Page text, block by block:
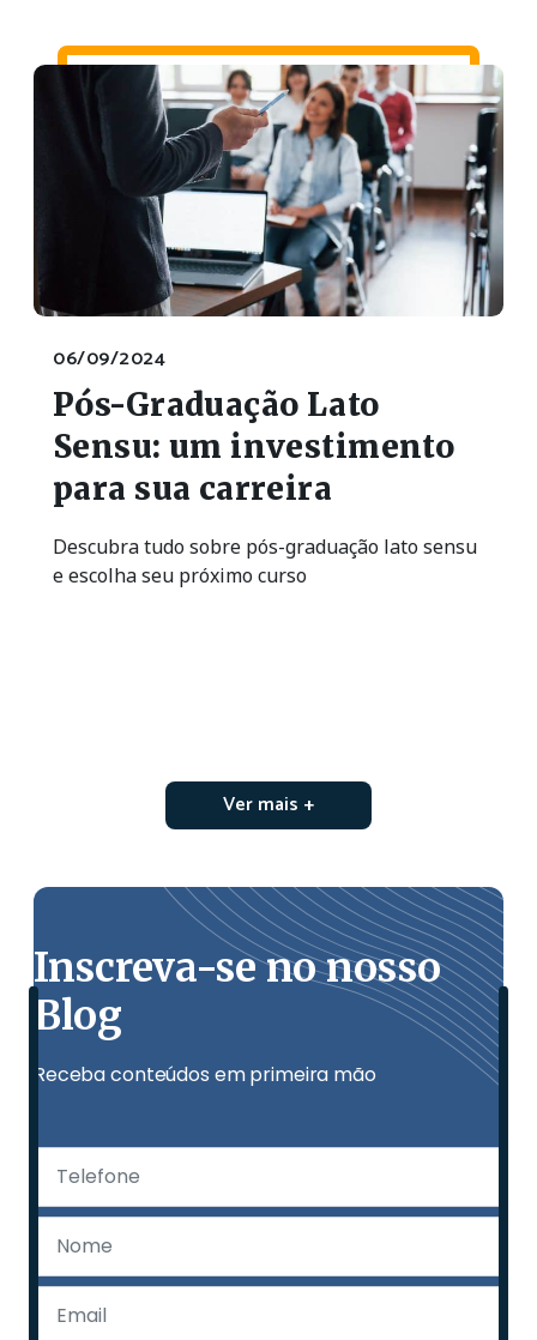
06/09/2024
Pós-Graduação Lato
Sensu: um investimento
para sua carreira
Descubra tudo sobre pós-graduação lato sensu
e escolha seu próximo curso
Ver mais +
Inscreva-se no nosso
Blog
Receba conteúdos em primeira mão